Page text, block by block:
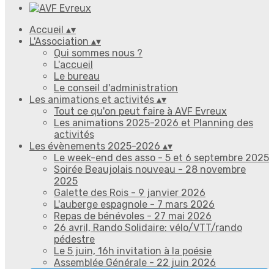
Accueil ▴▾
L'Association ▴▾
Qui sommes nous ?
L'accueil
Le bureau
Le conseil d'administration
Les animations et activités ▴▾
Tout ce qu'on peut faire à AVF Evreux
Les animations 2025-2026 et Planning des
activités
Les évènements 2025-2026 ▴▾
Le week-end des asso - 5 et 6 septembre 2025
Soirée Beaujolais nouveau - 28 novembre
2025
Galette des Rois - 9 janvier 2026
L'auberge espagnole - 7 mars 2026
Repas de bénévoles - 27 mai 2026
26 avril, Rando Solidaire: vélo/VTT/rando
pédestre
Le 5 juin, 16h invitation à la poésie
Assemblée Générale - 22 juin 2026